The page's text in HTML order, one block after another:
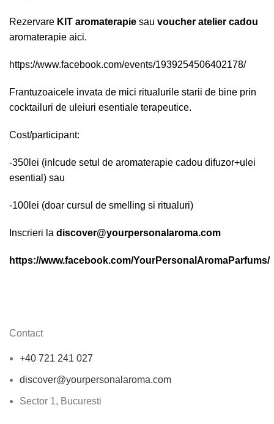
Rezervare KIT aromaterapie sau voucher atelier cadou
aromaterapie aici.
https://www.facebook.com/events/1939254506402178/
Frantuzoaicele invata de mici ritualurile starii de bine prin
cocktailuri de uleiuri esentiale terapeutice.
Cost/participant:
-350lei (inlcude setul de aromaterapie cadou difuzor+ulei
esential) sau
-100lei (doar cursul de smelling si ritualuri)
Inscrieri la discover@yourpersonalaroma.com
https://www.facebook.com/YourPersonalAromaParfums/
Contact
+40 721 241 027
discover@yourpersonalaroma.com
Sector 1, Bucuresti